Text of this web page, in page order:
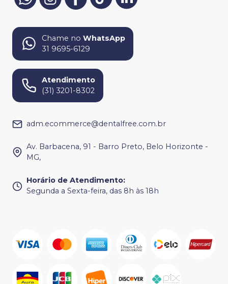
Chame no WhatsApp
31 9695-6129
Atendimento
(31) 3201-8302
adm.ecommerce@dentalfree.com.br
Av. Barbacena, 91 - Barro Preto, Belo Horizonte -
MG,
Horário de Atendimento:
Segunda a Sexta-feira, das 8h às 18h